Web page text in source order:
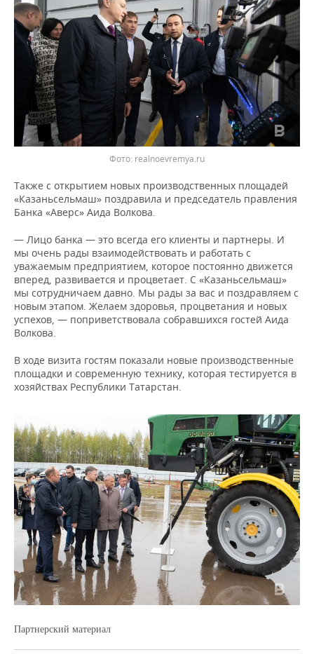
Фото: realnoevremya.ru
Также с открытием новых производственных площадей
«Казаньсельмаш» поздравила и председатель правления
Банка «Аверс» Аида Волкова.
— Лицо банка — это всегда его клиенты и партнеры. И
мы очень рады взаимодействовать и работать с
уважаемым предприятием, которое постоянно движется
вперед, развивается и процветает. С «Казаньсельмаш»
мы сотрудничаем давно. Мы рады за вас и поздравляем с
новым этапом. Желаем здоровья, процветания и новых
успехов, — поприветствовала собравшихся гостей Аида
Волкова.
В ходе визита гостям показали новые производственные
площадки и современную технику, которая тестируется в
хозяйствах Республики Татарстан.
Партнерский материал